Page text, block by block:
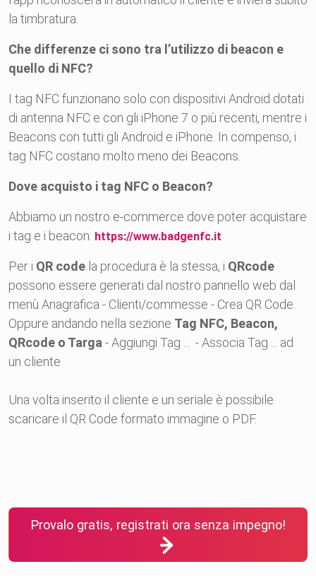
la timbratura.
Che differenze ci sono tra l’utilizzo di beacon e
quello di NFC?
I tag NFC funzionano solo con dispositivi Android dotati
di antenna NFC e con gli iPhone 7 o più recenti, mentre i
Beacons con tutti gli Android e iPhone. In compenso, i
tag NFC costano molto meno dei Beacons.
Dove acquisto i tag NFC o Beacon?
Abbiamo un nostro e-commerce dove poter acquistare
i tag e i beacon: https://www.badgenfc.it
Per i QR code la procedura è la stessa, i QRcode
possono essere generati dal nostro pannello web dal
menù Anagrafica - Clienti/commesse - Crea QR Code.
Oppure andando nella sezione Tag NFC, Beacon,
QRcode o Targa - Aggiungi Tag ... - Associa Tag ... ad
un cliente
Una volta inserito il cliente e un seriale è possibile
scaricare il QR Code formato immagine o PDF.
Provalo gratis, registrati ora senza impegno!